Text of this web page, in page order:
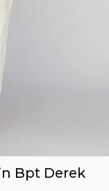
Bpt Derek